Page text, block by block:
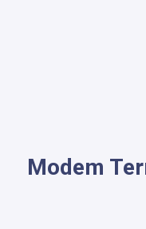
Modem